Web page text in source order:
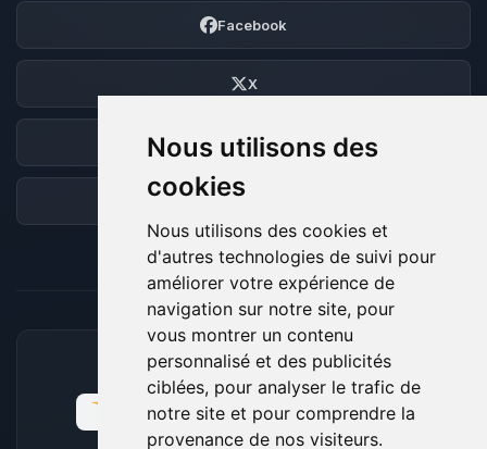
Nous utilisons des
cookies
Nous utilisons des cookies et
d'autres technologies de suivi pour
améliorer votre expérience de
navigation sur notre site, pour
vous montrer un contenu
personnalisé et des publicités
ciblées, pour analyser le trafic de
notre site et pour comprendre la
provenance de nos visiteurs.
Facebook
X
Discord
Forum
MOYENS DE PAIEMENT ACCEPTÉS